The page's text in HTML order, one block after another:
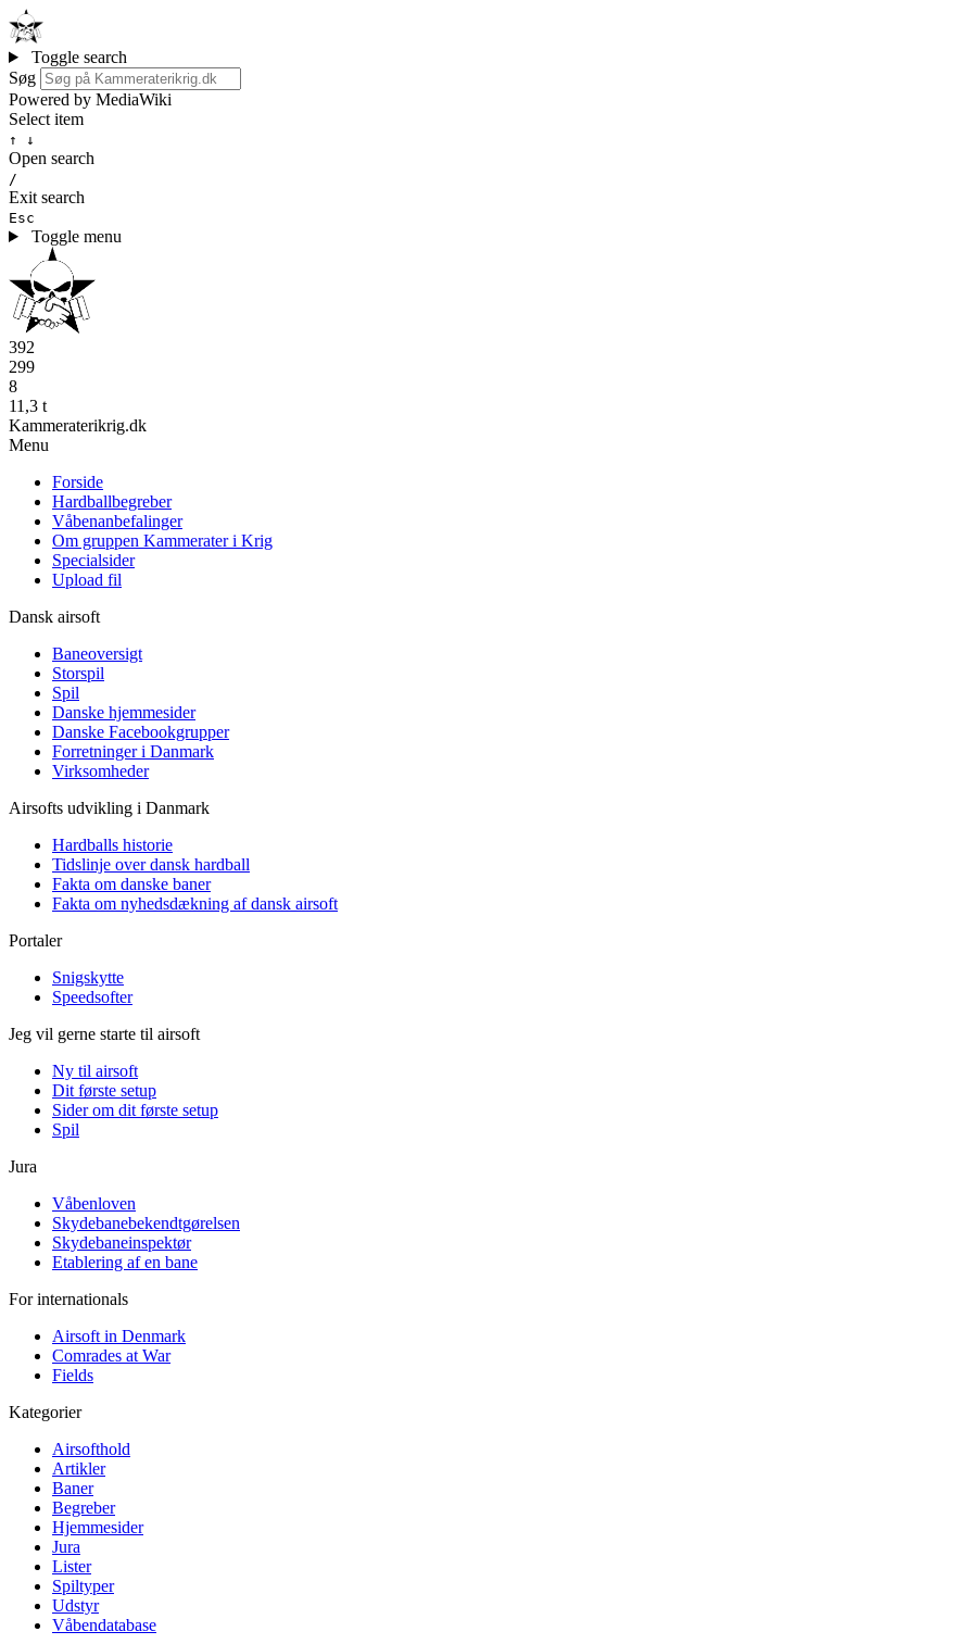
Toggle search
Søg
Powered by MediaWiki
Select item
↑ ↓
Open search
/
Exit search
Esc
Toggle menu
392
299
8
11,3 t
Kammeraterikrig.dk
Menu
Forside
Hardballbegreber
Våbenanbefalinger
Om gruppen Kammerater i Krig
Specialsider
Upload fil
Dansk airsoft
Baneoversigt
Storspil
Spil
Danske hjemmesider
Danske Facebookgrupper
Forretninger i Danmark
Virksomheder
Airsofts udvikling i Danmark
Hardballs historie
Tidslinje over dansk hardball
Fakta om danske baner
Fakta om nyhedsdækning af dansk airsoft
Portaler
Snigskytte
Speedsofter
Jeg vil gerne starte til airsoft
Ny til airsoft
Dit første setup
Sider om dit første setup
Spil
Jura
Våbenloven
Skydebanebekendtgørelsen
Skydebaneinspektør
Etablering af en bane
For internationals
Airsoft in Denmark
Comrades at War
Fields
Kategorier
Airsofthold
Artikler
Baner
Begreber
Hjemmesider
Jura
Lister
Spiltyper
Udstyr
Våbendatabase